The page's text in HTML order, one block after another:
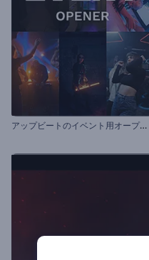
ア
ップビートのイベント用オープニング動画